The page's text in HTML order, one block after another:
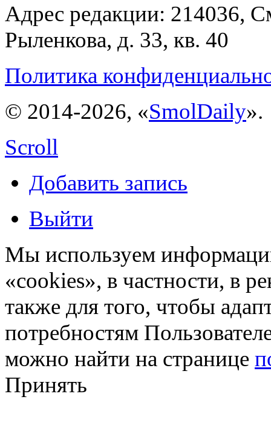
Адрес редакции: 214036,
Рыленкова, д. 33, кв. 40
Политика
© 2014-2026, «SmolDaily».
Scroll
Добавить запись
Выйти
Мы используем
«cookies», в частности, в
также для того, чтобы
потребностям
можно найти на странице
Принять